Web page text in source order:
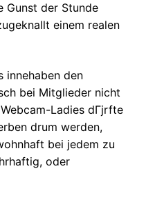
Gunst der Stunde
einem realen
innehaben den
bei Mitglieder nicht
Ladies dГјrfte
drum werden,
bei jedem zu
oder